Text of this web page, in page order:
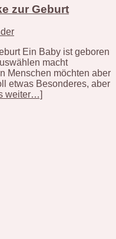
zur Geburt
Ein Baby ist geboren
macht
Menschen möchten aber
etwas Besonderes, aber
weiter…]